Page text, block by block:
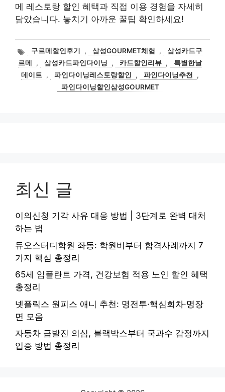
메 레스토랑 할인 혜택과 직접 이용 경험을 자세히
담았습니다. 놓치기 아까운 꿀팁 확인하세요!
태
그
구르메할인후기 , 삼성GOURMET체험 ,
삼성카드구
르메
, 삼성카드파인다이닝 , 카드할인리뷰 ,
특별한날
데이트 , 파인다이닝레스토랑할인 , 파인다이닝추천
,
파인다이닝할인삼성GOURMET
최신 글
이의신청 기각 사유 대응 방법 | 3단계로 완벽 대처
하는 법
듀오스터디학원 좌동: 학원비부터 합격사례까지 7
가지 핵심 총정리
65세 임플란트 가격, 건강보험 적용 노인 할인 혜택
총정리
넷플릭스 원피스 애니 추천: 명전투·핵심회차·명장
면 모음
자동차 급발진 의심, 블랙박스부터 국과수 감정까지
입증 방법 총정리